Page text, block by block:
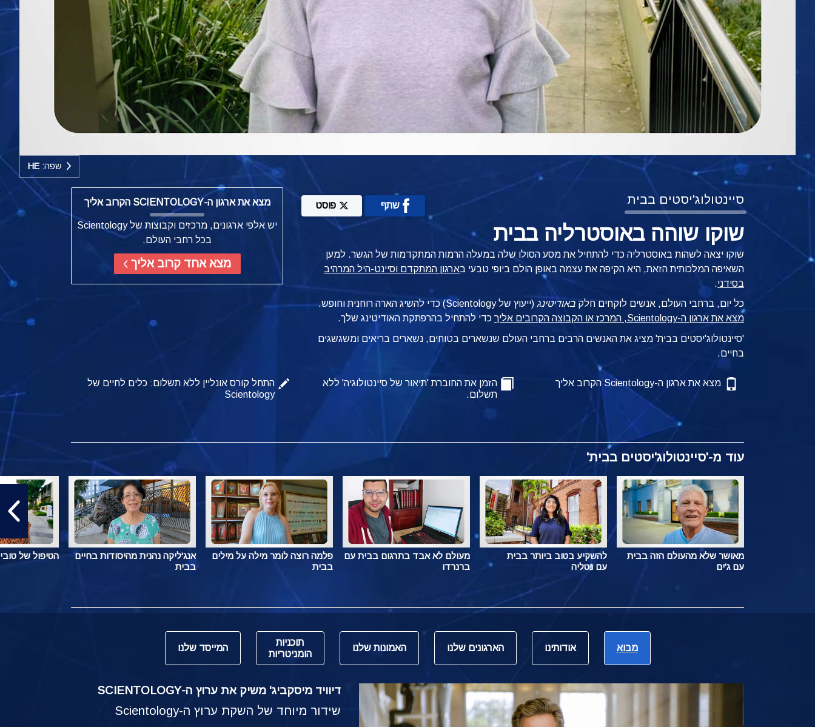
Video
שפה:HE
סיינטולוג'יסטים בבית שתף פוסט
שוקו שוהה באוסטרליה בבית
שוקו יצאה לשהות באוסטרליה כדי להתחיל את מסע הסולו שלה במעלה הרמות המתקדמות של הגשר. למען
השאיפה המלכותית הזאת, היא הקיפה את עצמה באופן הולם ביופי טבעי בארגון המתקדם וסיינט-היל המרהיב
בסידני.
כל יום, ברחבי העולם, אנשים לוקחים חלק באודיטינג (ייעוץ של Scientology) כדי להשיג הארה רוחנית וחופש.
מצא את ארגון ה-Scientology, המרכז או הקבוצה הקרובים אליך
כדי להתחיל בהרפתקת האודיטינג שלך.
'סיינטולוג'יסטים בבית' מציג את האנשים הרבים ברחבי העולם שנשארים בטוחים, נשארים בריאים ומשגשגים
בחיים.
מצא את ארגון ה-SCIENTOLOGY הקרוב אליך
יש אלפי ארגונים, מרכזים וקבוצות של Scientology
בכל רחבי העולם.
מצא אחד קרוב אליך
מצא את ארגון ה-Scientology הקרוב אליך
הזמן את החוברת 'תיאור של סיינטולוגיה' ללא
תשלום.
התחל קורס אונליין ללא תשלום: כלים לחיים של
Scientology
עוד מ-'סיינטולוג'יסטים בבית'
מאושר שלא מהעולם הזה בבית
עם ג'ים
להשקיע בטוב ביותר בבית
עם נטליה
מעולם לא אבד בתרגום בבית עם
ברנרדו
פלמה רוצה לומר מילה על מילים
בבית
אנג'ליקה נהנית מהיסודות בחיים
בבית
הטיפול של
מבוא אודותינו הארגונים שלנו האמונות שלנו
תוכניות
הומניטריות
המייסד שלנו
דיוויד מיסקביג' משיק את ערוץ ה-SCIENTOLOGY
שידור מיוחד של השקת ערוץ ה-Scientology